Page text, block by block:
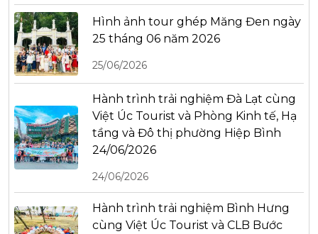
Hình ảnh tour ghép Măng Đen ngày
25 tháng 06 năm 2026
25/06/2026
Hành trình trải nghiệm Đà Lạt cùng
Việt Úc Tourist và Phòng Kinh tế, Hạ
tầng và Đô thị phường Hiệp Bình
24/06/2026
24/06/2026
Hành trình trải nghiệm Bình Hưng
cùng Việt Úc Tourist và CLB Bước